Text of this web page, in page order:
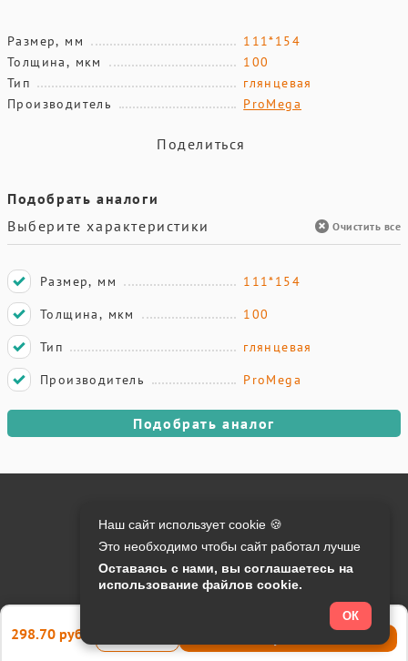
Размер, мм
111*154
Толщина, мкм
100
Тип
глянцевая
Производитель
ProMega
Поделиться
Подобрать аналоги
Выберите характеристики
Очистить все
Размер, мм
111*154
Толщина, мкм
100
Тип
глянцевая
Производитель
ProMega
Подобрать аналог
298.70 руб.
Контакты:
info@o-manager.ru
Онлайн оплата на сайте:
Наш сайт использует cookie 🍪
Это необходимо чтобы сайт работал лучше
Оставаясь с нами, вы соглашаетесь на
использование файлов cookie.
ОК